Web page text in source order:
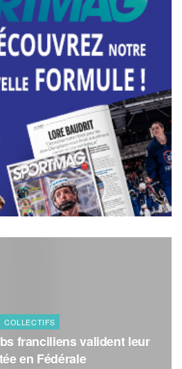
COLLECTIFS
franciliens valident leur
en Fédérale